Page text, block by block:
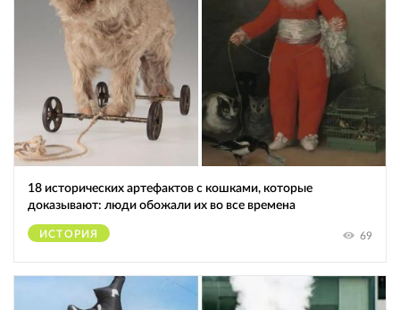
18 исторических артефактов с кошками, которые
доказывают: люди обожали их во все времена
ИСТОРИЯ 69